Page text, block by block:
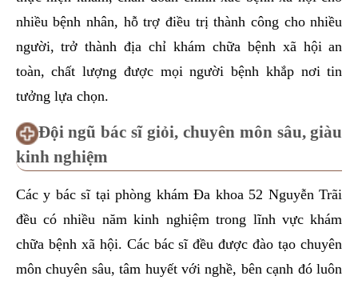
nhiều bệnh nhân, hỗ trợ điều trị thành công cho nhiều
người, trở thành địa chỉ khám chữa bệnh xã hội an
toàn, chất lượng được mọi người bệnh khắp nơi tin
tưởng lựa chọn.
Đội ngũ bác sĩ giỏi, chuyên môn sâu, giàu
kinh nghiệm
Các y bác sĩ tại phòng khám Đa khoa 52 Nguyễn Trãi
đều có nhiều năm kinh nghiệm trong lĩnh vực khám
chữa bệnh xã hội. Các bác sĩ đều được đào tạo chuyên
môn chuyên sâu, tâm huyết với nghề, bên cạnh đó luôn